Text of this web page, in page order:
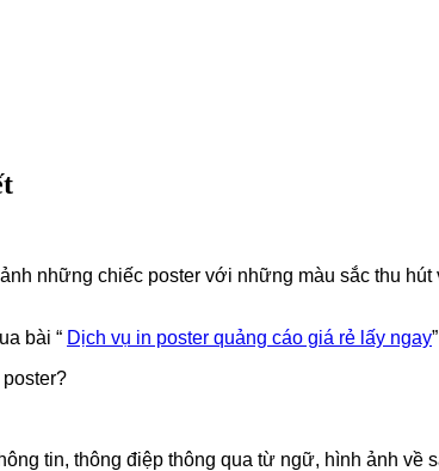
những chiếc poster với những màu sắc thu
bài “ Dịch vụ in poster quảng cáo giá rẻ lấy ngay
tin, thông điệp thông qua từ ngữ, hình ảnh